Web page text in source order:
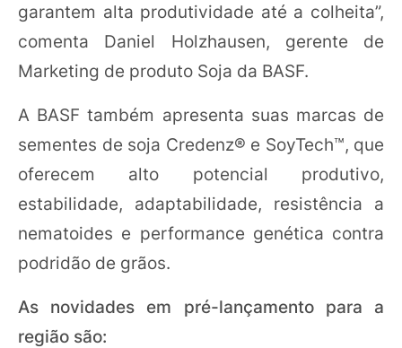
garantem alta produtividade até a colheita”,
comenta Daniel Holzhausen, gerente de
Marketing de produto Soja da BASF.
A BASF também apresenta suas marcas de
sementes de soja Credenz® e SoyTech™, que
oferecem alto potencial produtivo,
estabilidade, adaptabilidade, resistência a
nematoides e performance genética contra
podridão de grãos.
As novidades em pré-lançamento para a
região são: